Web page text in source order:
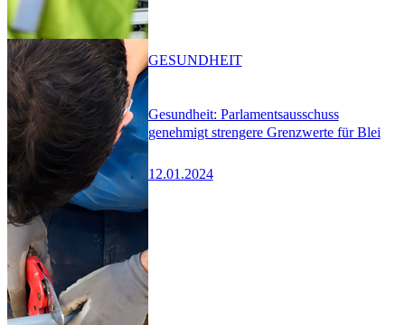
Gesundheit: Parlamentsausschuss
genehmigt strengere Grenzwerte für Blei
12.01.2024
GESUNDHEIT